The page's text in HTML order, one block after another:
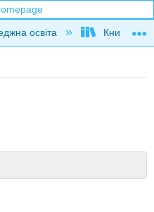
hierarchy
освіта Книга: